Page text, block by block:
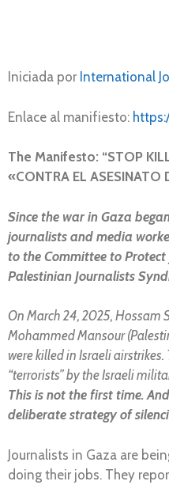
Iniciada por International
Enlace al manifiesto:
The Manifesto: “STOP
«CONTRA EL ASESINATO
Since the war in Gaza
journalists and media
to the Committee to Protect
Palestinian Journalists
On March 24, 2025, Hossam
Mohammed Mansour
were killed in Israeli
“terrorists” by the Israeli
This is not the first time.
deliberate strategy of
Journalists in Gaza are
doing their jobs. They